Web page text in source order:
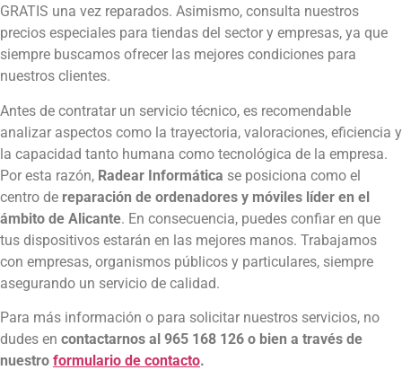
GRATIS una vez reparados. Asimismo, consulta nuestros
precios especiales para tiendas del sector y empresas, ya que
siempre buscamos ofrecer las mejores condiciones para
nuestros clientes.
Antes de contratar un servicio técnico, es recomendable
analizar aspectos como la trayectoria, valoraciones, eficiencia y
la capacidad tanto humana como tecnológica de la empresa.
Por esta razón, Radear Informática se posiciona como el
centro de reparación de ordenadores y móviles líder en el
ámbito de Alicante. En consecuencia, puedes confiar en que
tus dispositivos estarán en las mejores manos. Trabajamos
con empresas, organismos públicos y particulares, siempre
asegurando un servicio de calidad.
Para más información o para solicitar nuestros servicios, no
dudes en contactarnos al 965 168 126 o bien a través de
nuestro formulario de contacto.